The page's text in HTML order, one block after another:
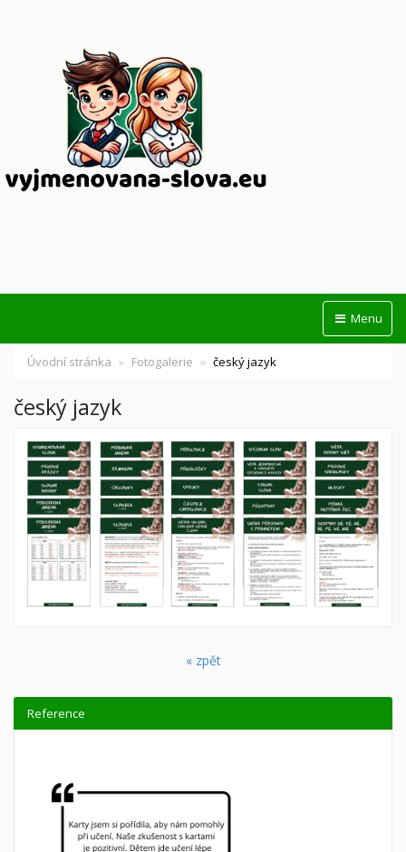
Menu
Úvodní stránka Fotogalerie český jazyk
český jazyk
« zpět
Reference